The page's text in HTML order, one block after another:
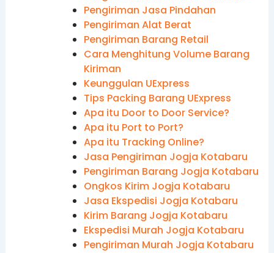
Pengiriman Jasa Pindahan
Pengiriman Alat Berat
Pengiriman Barang Retail
Cara Menghitung Volume Barang
Kiriman
Keunggulan UExpress
Tips Packing Barang UExpress
Apa itu Door to Door Service?
Apa itu Port to Port?
Apa itu Tracking Online?
Jasa Pengiriman Jogja Kotabaru
Pengiriman Barang Jogja Kotabaru
Ongkos Kirim Jogja Kotabaru
Jasa Ekspedisi Jogja Kotabaru
Kirim Barang Jogja Kotabaru
Ekspedisi Murah Jogja Kotabaru
Pengiriman Murah Jogja Kotabaru